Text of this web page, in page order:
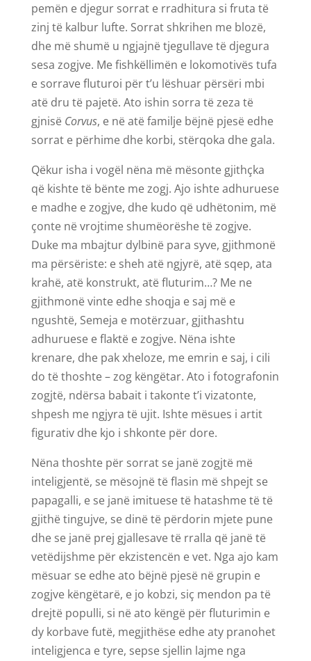
pemën e djegur sorrat e rradhitura si fruta të
zinj të kalbur lufte. Sorrat shkrihen me blozë,
dhe më shumë u ngjajnë tjegullave të djegura
sesa zogjve. Me fishkëllimën e lokomotivës tufa
e sorrave fluturoi për t’u lëshuar përsëri mbi
atë dru të pajetë. Ato ishin sorra të zeza të
gjnisë Corvus, e në atë familje bëjnë pjesë edhe
sorrat e përhime dhe korbi, stërqoka dhe gala.
Qëkur isha i vogël nëna më mësonte gjithçka
që kishte të bënte me zogj. Ajo ishte adhuruese
e madhe e zogjve, dhe kudo që udhëtonim, më
çonte në vrojtime shumëorëshe të zogjve.
Duke ma mbajtur dylbinë para syve, gjithmonë
ma përsëriste: e sheh atë ngjyrë, atë sqep, ata
krahë, atë konstrukt, atë fluturim…? Me ne
gjithmonë vinte edhe shoqja e saj më e
ngushtë, Semeja e motërzuar, gjithashtu
adhuruese e flaktë e zogjve. Nëna ishte
krenare, dhe pak xheloze, me emrin e saj, i cili
do të thoshte – zog këngëtar. Ato i fotografonin
zogjtë, ndërsa babait i takonte t’i vizatonte,
shpesh me ngjyra të ujit. Ishte mësues i artit
figurativ dhe kjo i shkonte për dore.
Nëna thoshte për sorrat se janë zogjtë më
inteligjentë, se mësojnë të flasin më shpejt se
papagalli, e se janë imituese të hatashme të të
gjithë tingujve, se dinë të përdorin mjete pune
dhe se janë prej gjallesave të rralla që janë të
vetëdijshme për ekzistencën e vet. Nga ajo kam
mësuar se edhe ato bëjnë pjesë në grupin e
zogjve këngëtarë, e jo kobzi, siç mendon pa të
drejtë populli, si në ato këngë për fluturimin e
dy korbave futë, megjithëse edhe aty pranohet
inteligjenca e tyre, sepse sjellin lajme nga